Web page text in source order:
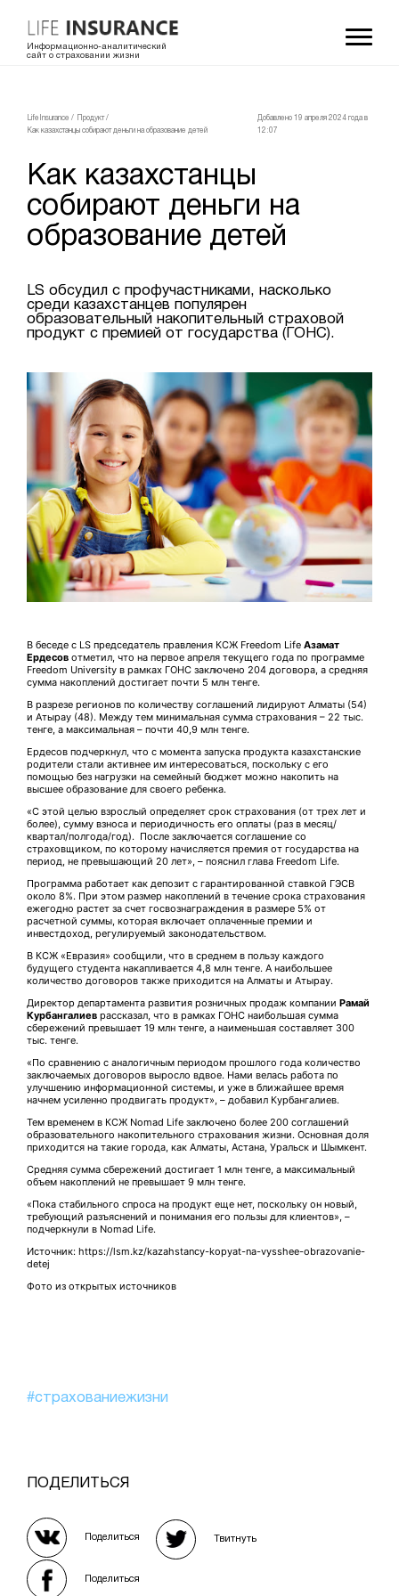
Информационно-аналитический
сайт о страховании жизни
LifeInsurance / Продукт/
Как казахстанцы собирают деньги на образование детей
Добавлено 19 апреля 2024 года в
12:07
Как казахстанцы
собирают деньги на
образование детей
LS обсудил с профучастниками, насколько
среди казахстанцев популярен
образовательный накопительный страховой
продукт с премией от государства (ГОНС).
В беседе с LS председатель правления КСЖ Freedom Life Азамат
Ердесов отметил, что на первое апреля текущего года по программе
Freedom University в рамках ГОНС заключено 204 договора, а средняя
сумма накоплений достигает почти 5 млн тенге.
В разрезе регионов по количеству соглашений лидируют Алматы (54)
и Атырау (48). Между тем минимальная сумма страхования – 22 тыс.
тенге, а максимальная – почти 40,9 млн тенге.
Ердесов подчеркнул, что с момента запуска продукта казахстанские
родители стали активнее им интересоваться, поскольку с его
помощью без нагрузки на семейный бюджет можно накопить на
высшее образование для своего ребенка.
«С этой целью взрослый определяет срок страхования (от трех лет и
более), сумму взноса и периодичность его оплаты (раз в месяц/
квартал/полгода/год). После заключается соглашение со
страховщиком, по которому начисляется премия от государства на
период, не превышающий 20 лет», – пояснил глава Freedom Life.
Программа работает как депозит с гарантированной ставкой ГЭСВ
около 8%. При этом размер накоплений в течение срока страхования
ежегодно растет за счет госвознаграждения в размере 5% от
расчетной суммы, которая включает оплаченные премии и
инвестдоход, регулируемый законодательством.
В КСЖ «Евразия» сообщили, что в среднем в пользу каждого
будущего студента накапливается 4,8 млн тенге. А наибольшее
количество договоров также приходится на Алматы и Атырау.
Директор департамента развития розничных продаж компании Рамай
Курбангалиев рассказал, что в рамках ГОНС наибольшая сумма
сбережений превышает 19 млн тенге, а наименьшая составляет 300
тыс. тенге.
«По сравнению с аналогичным периодом прошлого года количество
заключаемых договоров выросло вдвое. Нами велась работа по
улучшению информационной системы, и уже в ближайшее время
начнем усиленно продвигать продукт», – добавил Курбангалиев.
Тем временем в КСЖ Nomad Life заключено более 200 соглашений
образовательного накопительного страхования жизни. Основная доля
приходится на такие города, как Алматы, Астана, Уральск и Шымкент.
Средняя сумма сбережений достигает 1 млн тенге, а максимальный
объем накоплений не превышает 9 млн тенге.
«Пока стабильного спроса на продукт еще нет, поскольку он новый,
требующий разъяснений и понимания его пользы для клиентов», –
подчеркнули в Nomad Life.
Источник: https://lsm.kz/kazahstancy-kopyat-na-vysshee-obrazovanie-
detej
Фото из открытых источников
#страхованиежизни
ПОДЕЛИТЬСЯ
Поделиться Твитнуть
Поделиться